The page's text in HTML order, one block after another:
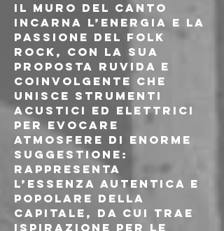
Il Muro del Canto
incarna l’energia e la
passione del folk
rock, con la sua
proposta ruvida e
coinvolgente che
unisce strumenti
acustici ed elettrici
per evocare
atmosfere di enorme
suggestione:
rappresenta
l’essenza autentica e
popolare della
capitale, da cui trae
ispirazione per le